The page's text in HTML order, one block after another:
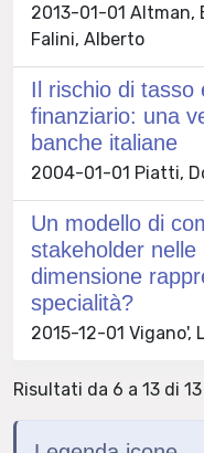
2013-01-01 Altman,
Falini, Alberto
Il rischio di tasso
finanziario: una
banche italiane
2004-01-01 Piatti,
Un modello di
stakeholder
dimensione
specialità?
2015-12-01 Vigano',
Risultati da 6 a 13 di 13